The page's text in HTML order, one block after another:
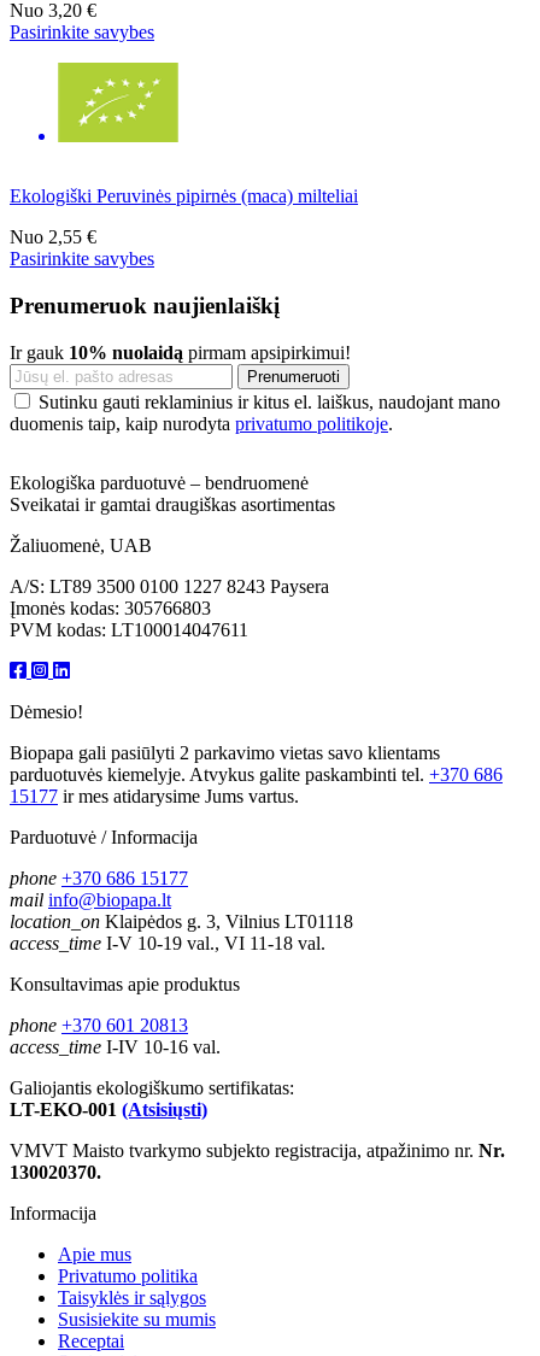
Nuo 3,20 €
Pasirinkite savybes
Ekologiški Peruvinės pipirnės (maca) milteliai
Nuo 2,55 €
Pasirinkite savybes
Prenumeruok naujienlaiškį
Ir gauk 10% nuolaidą pirmam apsipirkimui!
Sutinku gauti reklaminius ir kitus el. laiškus, naudojant mano
duomenis taip, kaip nurodyta privatumo politikoje.
Ekologiška parduotuvė – bendruomenė
Sveikatai ir gamtai draugiškas asortimentas
Žaliuomenė, UAB
A/S: LT89 3500 0100 1227 8243 Paysera
Įmonės kodas: 305766803
PVM kodas: LT100014047611
Dėmesio!
Biopapa gali pasiūlyti 2 parkavimo vietas savo klientams
parduotuvės kiemelyje. Atvykus galite paskambinti tel. +370 686
15177 ir mes atidarysime Jums vartus.
Parduotuvė / Informacija
phone +370 686 15177
mail info@biopapa.lt
location_on Klaipėdos g. 3, Vilnius LT01118
access_time I-V 10-19 val., VI 11-18 val.
Konsultavimas apie produktus
phone +370 601 20813
access_time I-IV 10-16 val.
Galiojantis ekologiškumo sertifikatas:
LT-EKO-001 (Atsisiųsti)
VMVT Maisto tvarkymo subjekto registracija, atpažinimo nr. Nr.
130020370.
Informacija
Apie mus
Privatumo politika
Taisyklės ir sąlygos
Susisiekite su mumis
Receptai